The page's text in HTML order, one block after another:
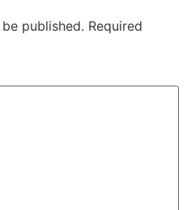
published. Required